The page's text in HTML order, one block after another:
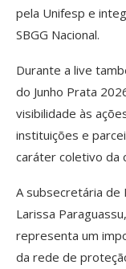
pela Unifesp e
SBGG Nacional.
Durante a live
do Junho Prata
visibilidade às
instituições e
caráter coletivo da
A subsecretária de
Larissa
representa um
da rede de